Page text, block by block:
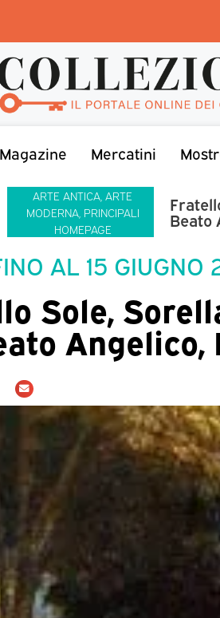
Magazine Mercatini
ARTE ANTICA ARTE
MODERNA PRINCIPALI
HOMEPAGE
Beato
AL 15 GIUGNO
Sole,
Angelico,